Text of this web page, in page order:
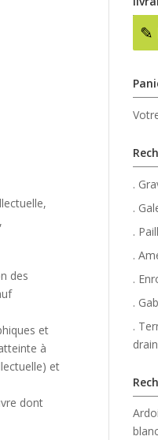
des
et
à
et
dont
✎
.
.
.
.
.
.
.